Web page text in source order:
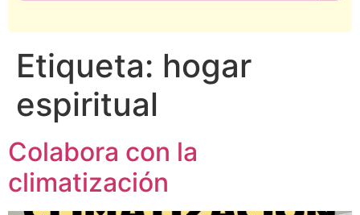
Etiqueta: hogar
espiritual
Colabora con la
climatización